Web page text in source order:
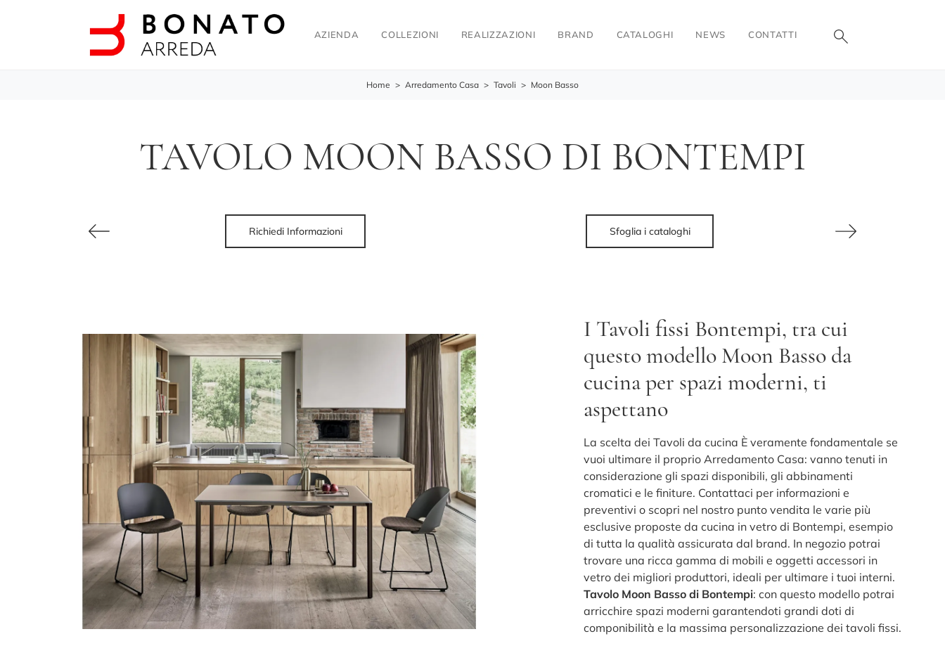
AZIENDA COLLEZIONI REALIZZAZIONI BRAND CATALOGHI NEWS CONTATTI
Home > Arredamento Casa > Tavoli > Moon Basso
TAVOLO MOON BASSO DI BONTEMPI
Richiedi Informazioni Sfoglia i cataloghi
I Tavoli fissi Bontempi, tra cui
questo modello Moon Basso da
cucina per spazi moderni, ti
aspettano
La scelta dei Tavoli da cucina È veramente fondamentale se
vuoi ultimare il proprio Arredamento Casa: vanno tenuti in
considerazione gli spazi disponibili, gli abbinamenti
cromatici e le finiture. Contattaci per informazioni e
preventivi o scopri nel nostro punto vendita le varie più
esclusive proposte da cucina in vetro di Bontempi, esempio
di tutta la qualità assicurata dal brand. In negozio potrai
trovare una ricca gamma di mobili e oggetti accessori in
vetro dei migliori produttori, ideali per ultimare i tuoi interni.
Tavolo Moon Basso di Bontempi: con questo modello potrai
arricchire spazi moderni garantendoti grandi doti di
componibilità e la massima personalizzazione dei tavoli fissi.